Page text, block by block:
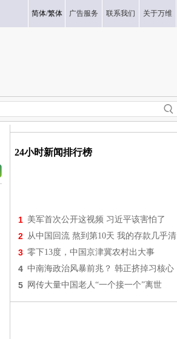
简体/繁体 广告服务 联系我们 关于万维
24小时新闻排行榜
1 美军首次公开这视频 习近平该害怕了
2 从中国回流 熬到第10天 我的存款几乎清
3 零下13度，中国京津冀农村出大事
4 中南海政治风暴前兆？ 韩正挤掉习核心
5 网传大量中国老人“一个接一个”离世